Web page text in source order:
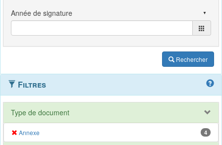
Rechercher
Filtres
Type de document
Annexe 4